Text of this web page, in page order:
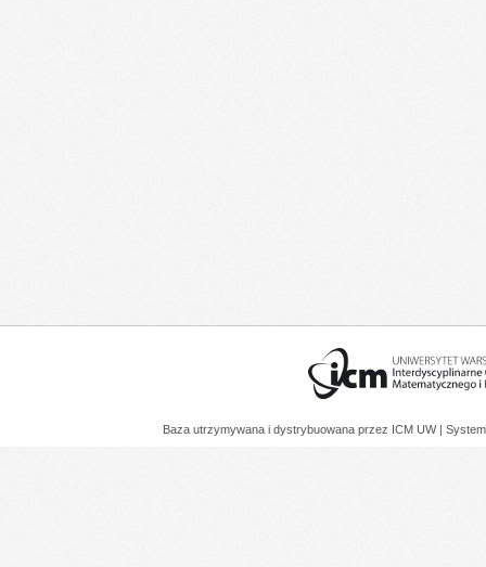
Baza utrzymywana i dystrybuowana przez ICM UW |